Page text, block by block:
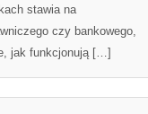
stawia na
czy bankowego,
jak funkcjonują […]